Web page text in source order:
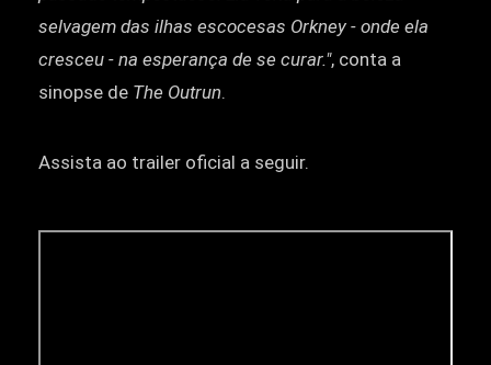
selvagem das ilhas escocesas Orkney - onde ela
cresceu - na esperança de se curar.", conta a
sinopse de The Outrun.
Assista ao trailer oficial a seguir.